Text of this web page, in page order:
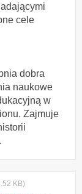
cele
dobra
naukowe
w
Zajmuje
KB)